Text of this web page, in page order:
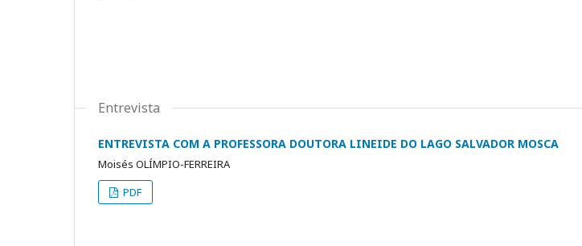
Entrevista
ENTREVISTA COM A PROFESSORA DOUTORA LINEIDE DO LAGO SALVADOR MOSCA
Moisés OLÍMPIO-FERREIRA
PDF